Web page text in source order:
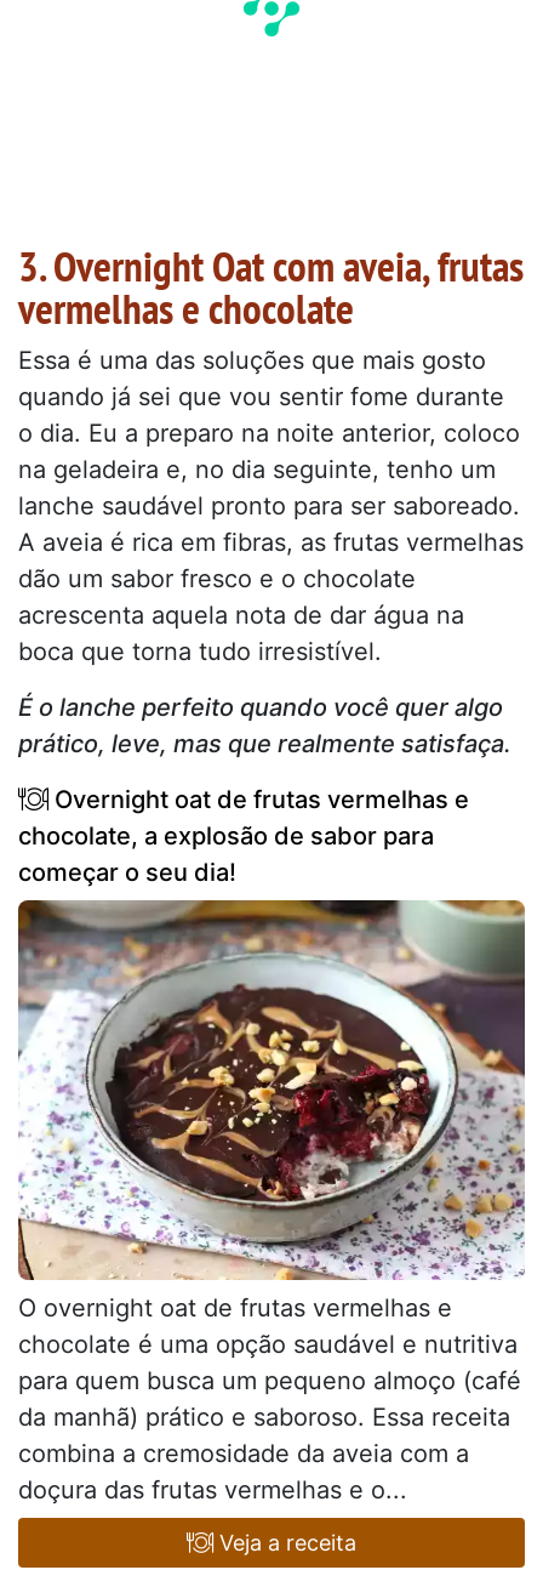
3. Overnight Oat com aveia, frutas
vermelhas e chocolate
Essa é uma das soluções que mais gosto
quando já sei que vou sentir fome durante
o dia. Eu a preparo na noite anterior, coloco
na geladeira e, no dia seguinte, tenho um
lanche saudável pronto para ser saboreado.
A aveia é rica em fibras, as frutas vermelhas
dão um sabor fresco e o chocolate
acrescenta aquela nota de dar água na
boca que torna tudo irresistível.
É o lanche perfeito quando você quer algo
prático, leve, mas que realmente satisfaça.
Overnight oat de frutas vermelhas e
chocolate, a explosão de sabor para
começar o seu dia!
O overnight oat de frutas vermelhas e
chocolate é uma opção saudável e nutritiva
para quem busca um pequeno almoço (café
da manhã) prático e saboroso. Essa receita
combina a cremosidade da aveia com a
doçura das frutas vermelhas e o...
Veja a receita